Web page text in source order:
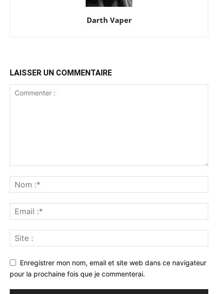
Darth Vaper
LAISSER UN COMMENTAIRE
Enregistrer mon nom, email et site web dans ce navigateur
pour la prochaine fois que je commenterai.